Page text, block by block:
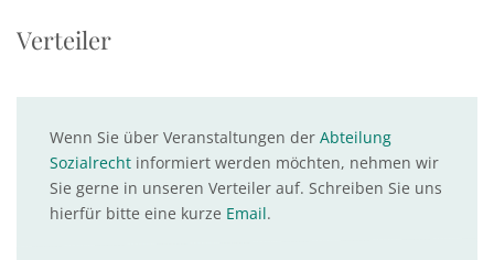
Verteiler
Wenn Sie über Veranstaltungen der Abteilung
Sozialrecht informiert werden möchten, nehmen wir
Sie gerne in unseren Verteiler auf. Schreiben Sie uns
hierfür bitte eine kurze Email.